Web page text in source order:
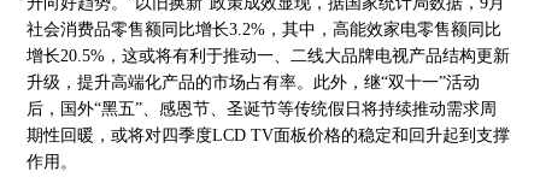
社会消费品零售额同比增长3.2%，其中，高能效家电零售额同比
增长20.5%，这或将有利于推动一、二线大品牌电视产品结构更新
升级，提升高端化产品的市场占有率。此外，继“双十一”活动
后，国外“黑五”、感恩节、圣诞节等传统假日将持续推动需求周
期性回暖，或将对四季度LCD TV面板价格的稳定和回升起到支撑
作用。